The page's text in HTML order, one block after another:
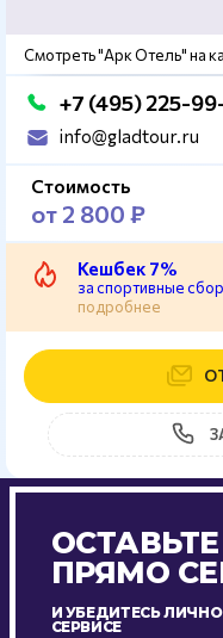
Смотреть "Арк Отель" на
+7 (495) 225-
info@gladtour.ru
Стоимость
от 2 800 ₽
Кешбек 7%
за спортивные
подробнее
ПРЯМО
И УБЕДИТЕСЬ
СЕРВИСЕ